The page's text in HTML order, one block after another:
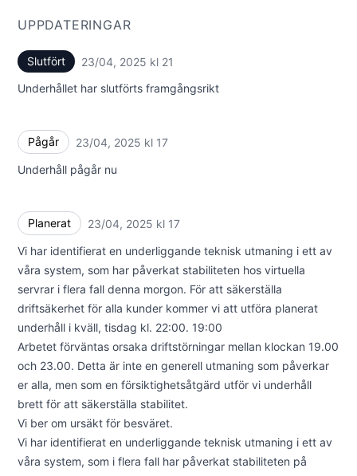
UPPDATERINGAR
Slutfört 23/04, 2025 kl 21
Underhållet har slutförts framgångsrikt
Pågår 23/04, 2025 kl 17
Underhåll pågår nu
Planerat 23/04, 2025 kl 17
Vi har identifierat en underliggande teknisk utmaning i ett av
våra system, som har påverkat stabiliteten hos virtuella
servrar i flera fall denna morgon. För att säkerställa
driftsäkerhet för alla kunder kommer vi att utföra planerat
underhåll i kväll, tisdag kl. 22:00. 19:00
Arbetet förväntas orsaka driftstörningar mellan klockan 19.00
och 23.00. Detta är inte en generell utmaning som påverkar
er alla, men som en försiktighetsåtgärd utför vi underhåll
brett för att säkerställa stabilitet.
Vi ber om ursäkt för besväret.
Vi har identifierat en underliggande teknisk utmaning i ett av
våra system, som i flera fall har påverkat stabiliteten på